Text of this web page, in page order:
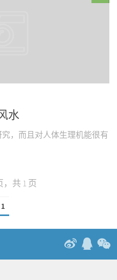
水
，而且对人体生理机能很有
，共 1 页
1